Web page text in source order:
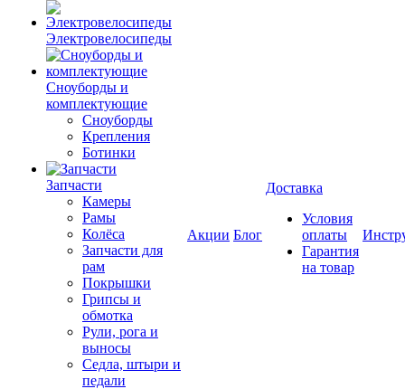
Электровелосипеды
Cноуборды и
комплектующие
Сноуборды
Крепления
Ботинки
Запчасти
Камеры
Рамы
Колёса
Запчасти для
рам
Покрышки
Грипсы и
обмотка
Рули, рога и
выносы
Седла, штыри и
педали
Акции Блог
Доставка
Условия
оплаты
Гарантия
на товар